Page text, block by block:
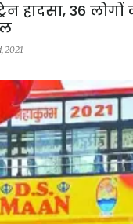
हादसा, 36
2021